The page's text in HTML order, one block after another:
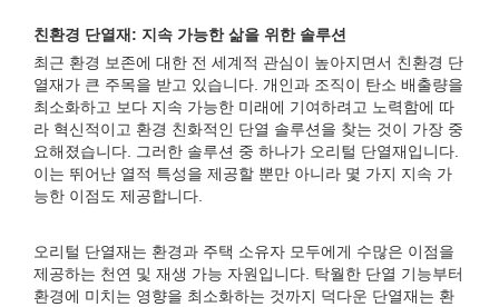
친환경 단열재: 지속 가능한 삶을 위한 솔루션
최근 환경 보존에 대한 전 세계적 관심이 높아지면서 친환경 단
열재가 큰 주목을 받고 있습니다. 개인과 조직이 탄소 배출량을
최소화하고 보다 지속 가능한 미래에 기여하려고 노력함에 따
라 혁신적이고 환경 친화적인 단열 솔루션을 찾는 것이 가장 중
요해졌습니다. 그러한 솔루션 중 하나가 오리털 단열재입니다.
이는 뛰어난 열적 특성을 제공할 뿐만 아니라 몇 가지 지속 가
능한 이점도 제공합니다.
오리털 단열재는 환경과 주택 소유자 모두에게 수많은 이점을
제공하는 천연 및 재생 가능 자원입니다. 탁월한 단열 기능부터
환경에 미치는 영향을 최소화하는 것까지 덕다운 단열재는 환